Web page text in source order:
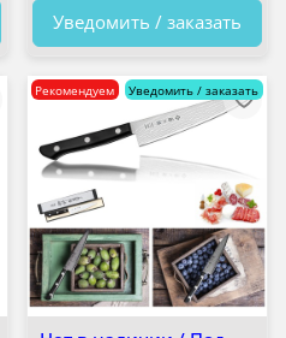
Уведомить / заказать
Рекомендуем Уведомить / заказать